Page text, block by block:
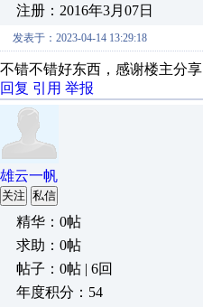
注册：2016年3月07日
发表于：2023-04-14 13:29:18
不错不错好东西，感谢楼主分享
回复 引用 举报
雄云一帆
关注 私信
精华：0帖
求助：0帖
帖子：0帖 | 6回
年度积分：54